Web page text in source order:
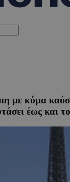
με κύμα
έως και